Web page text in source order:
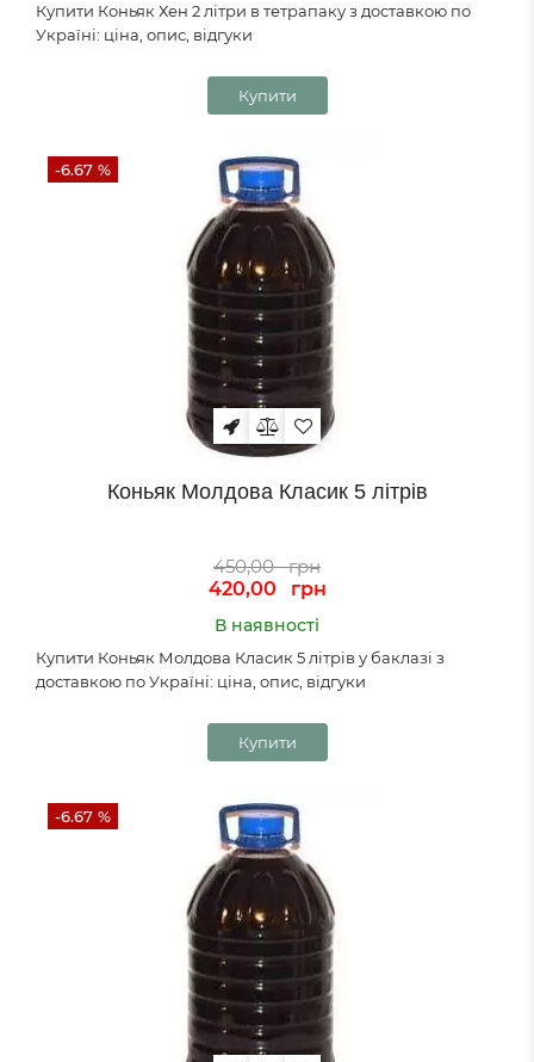
Купити Коньяк Хен 2 літри в тетрапаку з доставкою по
Україні: ціна, опис, відгуки
Купити
-6.67 %
Коньяк Молдова Класик 5 літрів
450,00
грн
420,00
грн
В наявності
Купити Коньяк Молдова Класик 5 літрів у баклазі з
доставкою по Україні: ціна, опис, відгуки
Купити
-6.67 %